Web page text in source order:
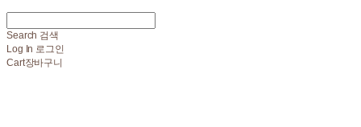
Search 검색
Log In 로그인
Cart장바구니